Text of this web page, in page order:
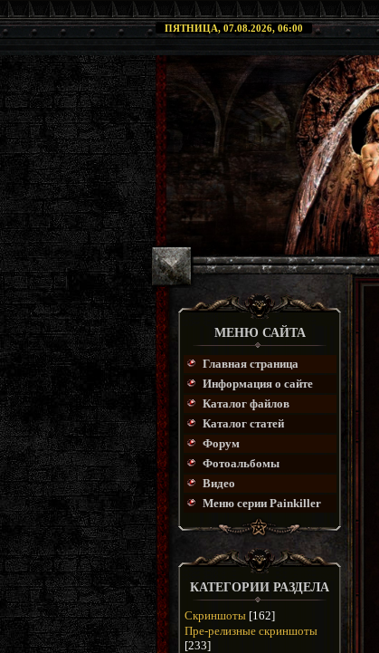
ПЯТНИЦА, 07.08.2026, 06:00
МЕНЮ САЙТА
Главная страница
Информация о сайте
Каталог файлов
Каталог статей
Форум
Фотоальбомы
Видео
Меню серии Painkiller
КАТЕГОРИИ РАЗДЕЛА
Скриншоты [162]
Пре-релизные скриншоты
[233]